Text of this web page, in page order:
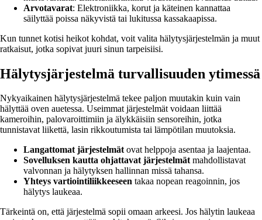
Arvotavarat: Elektroniikka, korut ja käteinen kannattaa
säilyttää poissa näkyvistä tai lukitussa kassakaapissa.
Kun tunnet kotisi heikot kohdat, voit valita hälytysjärjestelmän ja muut
ratkaisut, jotka sopivat juuri sinun tarpeisiisi.
Hälytysjärjestelmä turvallisuuden ytimessä
Nykyaikainen hälytysjärjestelmä tekee paljon muutakin kuin vain
hälyttää oven auetessa. Useimmat järjestelmät voidaan liittää
kameroihin, palovaroittimiin ja älykkäisiin sensoreihin, jotka
tunnistavat liikettä, lasin rikkoutumista tai lämpötilan muutoksia.
Langattomat järjestelmätovat helppoja asentaa ja laajentaa.
Sovelluksen kautta ohjattavat järjestelmätmahdollistavat
valvonnan ja hälytyksen hallinnan missä tahansa.
Yhteys vartiointiliikkeeseen takaa nopean reagoinnin, jos
hälytys laukeaa.
Tärkeintä on, että järjestelmä sopii omaan arkeesi. Jos hälytin laukeaa